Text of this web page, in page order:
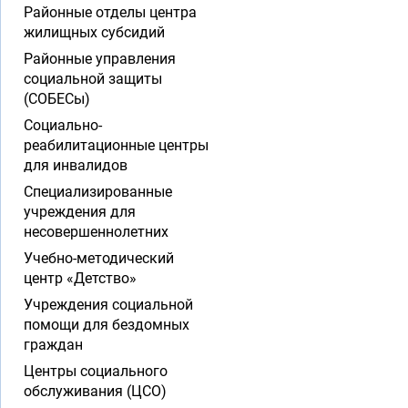
Районные отделы центра
жилищных субсидий
Районные управления
социальной защиты
(СОБЕСы)
Социально-
реабилитационные центры
для инвалидов
Специализированные
учреждения для
несовершеннолетних
Учебно-методический
центр «Детство»
Учреждения социальной
помощи для бездомных
граждан
Центры социального
обслуживания (ЦСО)